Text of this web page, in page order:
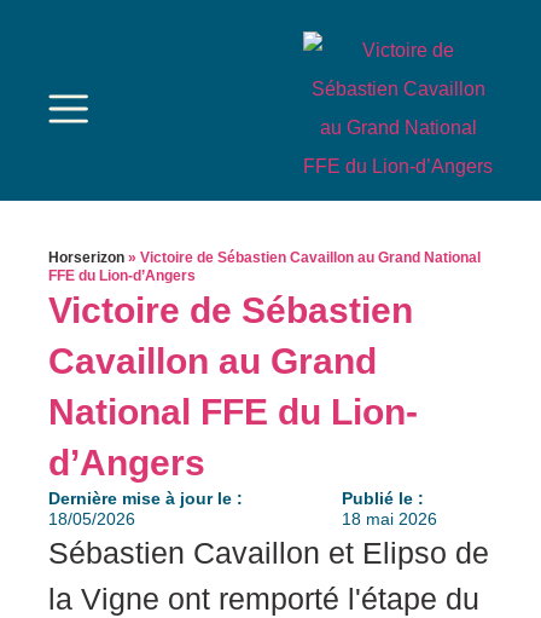
Horserizon » Victoire de Sébastien Cavaillon au Grand National
FFE du Lion-d’Angers
Victoire de Sébastien
Cavaillon au Grand
National FFE du Lion-
d’Angers
Dernière mise à jour le :
18/05/2026
Publié le :
18 mai 2026
Sébastien Cavaillon et Elipso de
la Vigne ont remporté l'étape du